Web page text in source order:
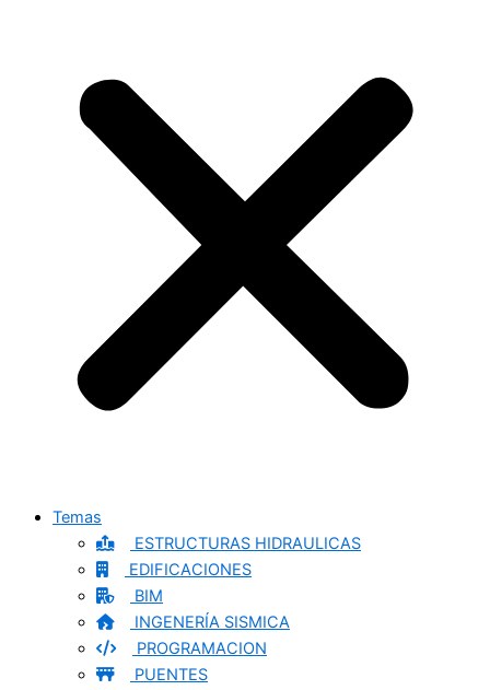
Temas
ESTRUCTURAS HIDRAULICAS
EDIFICACIONES
BIM
INGENERÍA SISMICA
PROGRAMACION
PUENTES